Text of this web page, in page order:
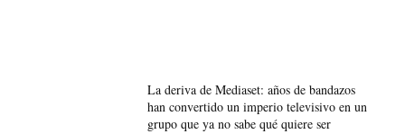
La deriva de Mediaset: años de bandazos
han convertido un imperio televisivo en un
grupo que ya no sabe qué quiere ser